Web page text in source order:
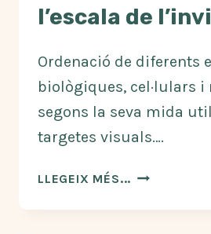
l’escala de
Ordenació de diferents
biològiques, cel·lulars
segons la seva mida
targetes visuals….
LLEGEIX MÉS... DEL
A